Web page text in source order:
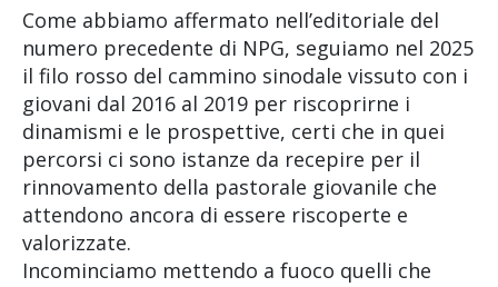
Come abbiamo affermato nell’editoriale del
numero precedente di NPG, seguiamo nel 2025
il filo rosso del cammino sinodale vissuto con i
giovani dal 2016 al 2019 per riscoprirne i
dinamismi e le prospettive, certi che in quei
percorsi ci sono istanze da recepire per il
rinnovamento della pastorale giovanile che
attendono ancora di essere riscoperte e
valorizzate.
Incominciamo mettendo a fuoco quelli che